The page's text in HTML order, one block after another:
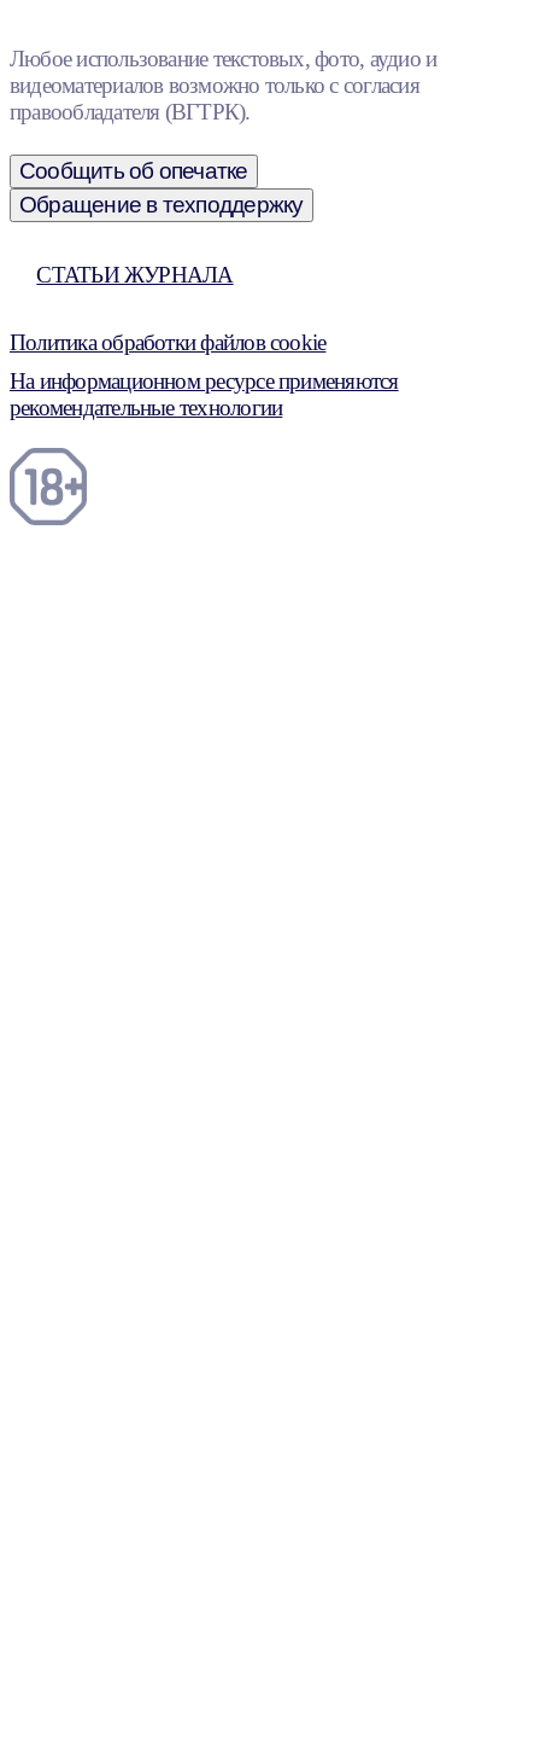
Любое использование текстовых, фото, аудио и
видеоматериалов возможно только с согласия
правообладателя (ВГТРК).
Сообщить об опечатке
Обращение в техподдержку
СТАТЬИ ЖУРНАЛА
Политика обработки файлов cookie
На информационном ресурсе применяются
рекомендательные технологии